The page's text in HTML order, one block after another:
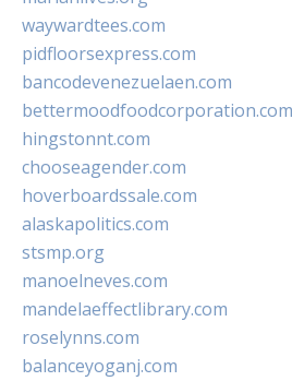
waywardtees.com
pidfloorsexpress.com
bancodevenezuelaen.com
bettermoodfoodcorporation.com
hingstonnt.com
chooseagender.com
hoverboardssale.com
alaskapolitics.com
stsmp.org
manoelneves.com
mandelaeffectlibrary.com
roselynns.com
balanceyoganj.com